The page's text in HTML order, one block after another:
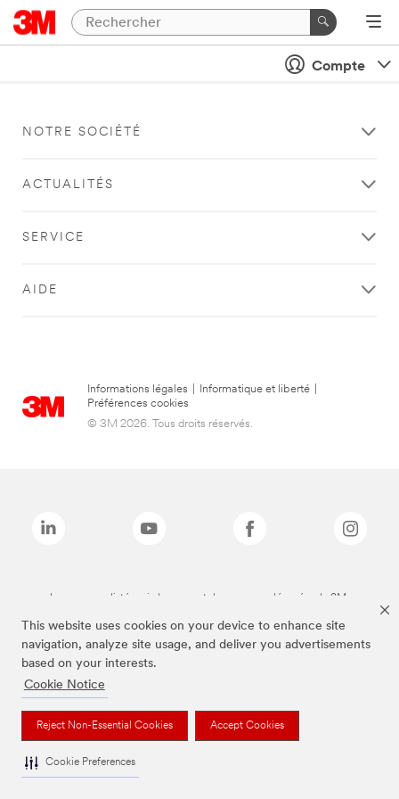
This website uses cookies on your device to enhance site
navigation, analyze site usage, and deliver you advertisements
based on your interests.
Cookie Notice
Reject Non-Essential Cookies Accept Cookies
Cookie Preferences
Compte
NOTRE SOCIÉTÉ
ACTUALITÉS
SERVICE
AIDE
Informations légales Informatique et liberté
Préférences cookies
© 3M 2026. Tous droits réservés.
Les marques listées ci-dessus sont des marques déposées de 3M.